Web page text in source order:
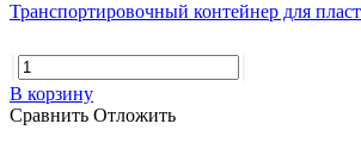
Транспортировочный контейнер для
В корзину
Сравнить Отложить